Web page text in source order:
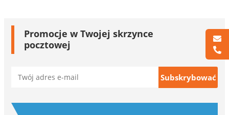
Promocje w Twojej skrzynce
pocztowej